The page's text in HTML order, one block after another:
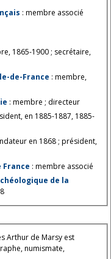
: membre associé
1865-1900 ; secrétaire,
de-France : membre,
: membre ; directeur
en 1885-1887, 1885-
en 1868 ; président,
: membre associé
de la
Arthur de Marsy est
numismate,